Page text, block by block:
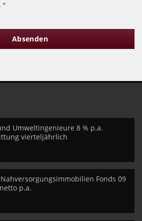
*
Absenden
Umweltingenieure 8 % p.a.
vierteljährlich
Fonds 09
p.a.